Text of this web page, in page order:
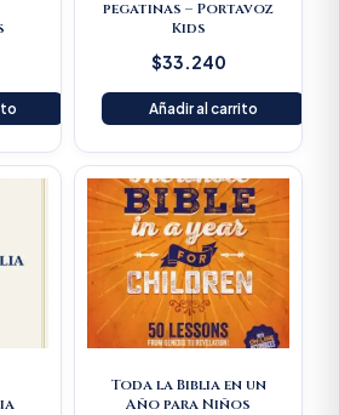
pegatinas – Portavoz
Kids
$33.240
Añadir al carrito
Toda la Biblia en un
Año para Niños